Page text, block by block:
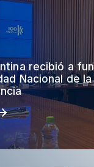
recibió a
Nacional de la